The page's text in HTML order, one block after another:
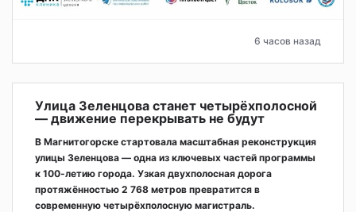
6 часов назад
Улица Зеленцова станет четырёхполосной
— движение перекрывать не будут
В Магнитогорске стартовала масштабная реконструкция
улицы Зеленцова — одна из ключевых частей программы
к 100-летию города. Узкая двухполосная дорога
протяжённостью 2 768 метров превратится в
современную четырёхполосную магистраль.